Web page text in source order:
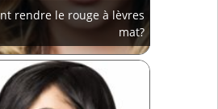
rendre le rouge à lèvres
mat?